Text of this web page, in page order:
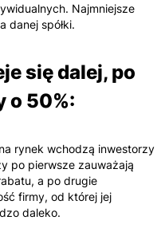
Najmniejsze
danej spółki.
się dalej, po
o 50%:
rynek wchodzą inwestorzy
po pierwsze zauważają
a po drugie
firmy, od której jej
daleko.